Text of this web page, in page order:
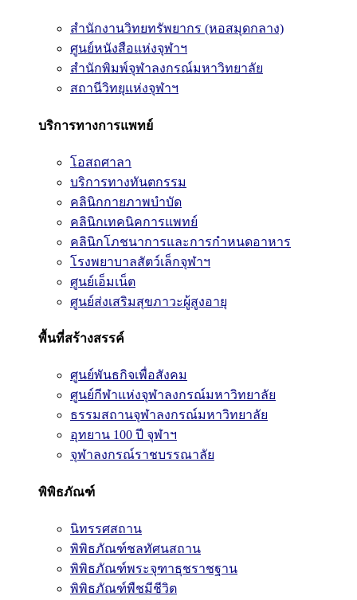
สำนักงานวิทยทรัพยากร (หอสมุดกลาง)
ศูนย์หนังสือแห่งจุฬาฯ
สำนักพิมพ์จุฬาลงกรณ์มหาวิทยาลัย
สถานีวิทยุแห่งจุฬาฯ
บริการทางการแพทย์
โอสถศาลา
บริการทางทันตกรรม
คลินิกกายภาพบำบัด
คลินิกเทคนิคการแพทย์
คลินิกโภชนาการและการกำหนดอาหาร
โรงพยาบาลสัตว์เล็กจุฬาฯ
ศูนย์เอ็มเน็ต
ศูนย์ส่งเสริมสุขภาวะผู้สูงอายุ
พื้นที่สร้างสรรค์
ศูนย์พันธกิจเพื่อสังคม
ศูนย์กีฬาแห่งจุฬาลงกรณ์มหาวิทยาลัย
ธรรมสถานจุฬาลงกรณ์มหาวิทยาลัย
อุทยาน 100 ปี จุฬาฯ
จุฬาลงกรณ์ราชบรรณาลัย
พิพิธภัณฑ์
นิทรรศสถาน
พิพิธภัณฑ์ชลทัศนสถาน
พิพิธภัณฑ์พระจุฑาธุชราชฐาน
พิพิธภัณฑ์พืชมีชีวิต